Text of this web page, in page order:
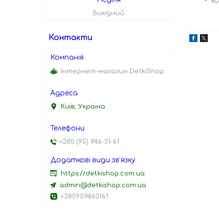
Вихідний
Контакти
Інтернет-магазин DetkiShop
Київ, Україна
+380 (95) 946-31-61
https://detkishop.com.ua
admin@detkishop.com.ua
+380959463161